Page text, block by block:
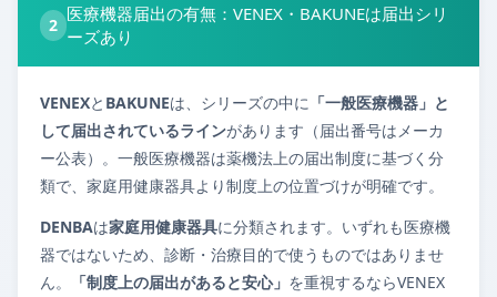
2
医療機器届出の有無：VENEX・BAKUNEは届出シリ
ーズあり
VENEXと BAKUNEは、シリーズの中に 「一般医療機器」と
して届出されているラインがあります（届出番号はメーカ
ー公表）。一般医療機器は薬機法上の届出制度に基づく分
類で、家庭用健康器具より制度上の位置づけが明確です。
DENBAは家庭用健康器具に分類されます。いずれも医療機
器ではないため、診断・治療目的で使うものではありませ
ん。
「制度上の届出があると安心」 を重視するならVENEX